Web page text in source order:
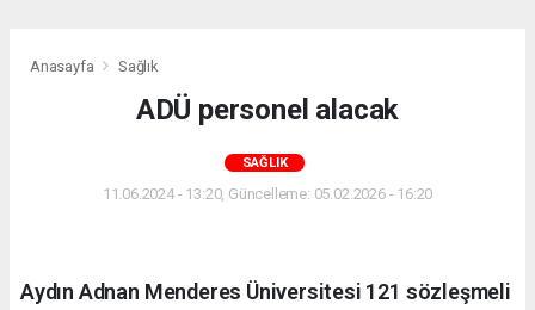
Anasayfa Sağlık
ADÜ personel alacak
SAĞLIK
11.06.2024 - 13:20, Güncelleme: 05.02.2026 - 16:20
Aydın Adnan Menderes Üniversitesi 121 sözleşmeli